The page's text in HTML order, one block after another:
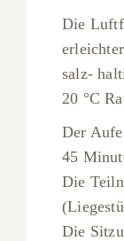
Die
salz-
20 °C
Der
45
Die
Die